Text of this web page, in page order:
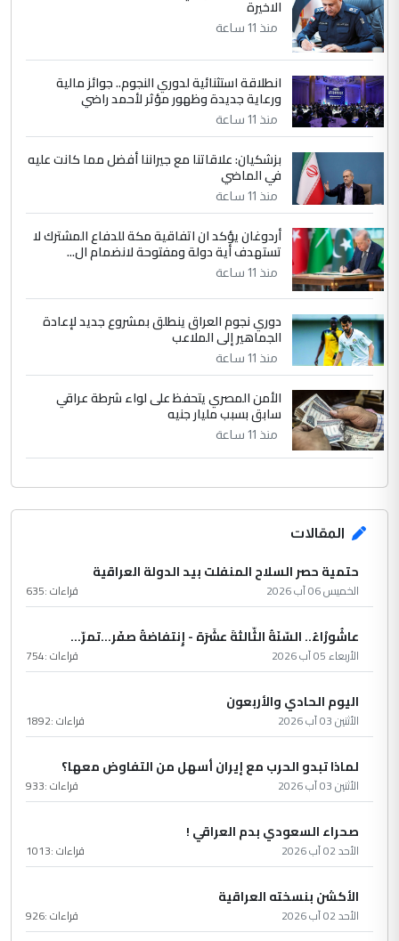
الموضوع :
الجواهري يرد على صدام حسين سل
مضجعيك يابن الزنا (نص كامل)
5 سردار
التعليق : واحد من عصابة علي ماما يسقط
جنسية الرافد الثالث للعراق ومن اصول عريقة
الموضوع :
الجواهري يرد على صدام حسين سل
مضجعيك يابن الزنا (نص كامل)
الاخيرة
منذ 11 ساعة
انطلاقة استثنائية لدوري النجوم.. جوائز مالية
ورعاية جديدة وظهور مؤثر لأحمد راضي
منذ 11 ساعة
بزشكيان: علاقاتنا مع جيراننا أفضل مما كانت عليه
في الماضي
منذ 11 ساعة
أردوغان يؤكد ان اتفاقية مكة للدفاع المشترك لا
تستهدف أية دولة ومفتوحة لانضمام ال...
منذ 11 ساعة
دوري نجوم العراق ينطلق بمشروع جديد لإعادة
الجماهير إلى الملاعب
منذ 11 ساعة
الأمن المصري يتحفظ على لواء شرطة عراقي
سابق بسبب مليار جنيه
منذ 11 ساعة
المقالات
حتمية حصر السلاح المنفلت بيد الدولة العراقية
الخميس 06 آب 2026 قراءات :635
عاشُورْاءُ.. السّنَةُ الثّالثةَ عشَرَة - إِنتفاضةُ صفَر…تمرّ...
الأربعاء 05 آب 2026 قراءات :754
اليوم الحادي والأربعون
الأثنين 03 آب 2026 قراءات :1892
لماذا تبدو الحرب مع إيران أسهل من التفاوض معها؟
الأثنين 03 آب 2026 قراءات :933
صحراء السعودي بدم العراقي !
الأحد 02 آب 2026 قراءات :1013
الأكشن بنسخته العراقية
الأحد 02 آب 2026 قراءات :926